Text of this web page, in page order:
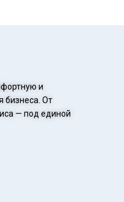
и
бизнеса. От
— под единой